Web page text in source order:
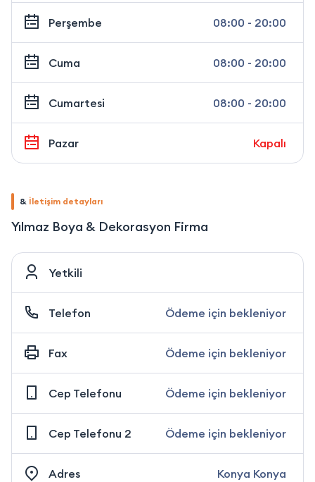
Perşembe 08:00 - 20:00
Cuma 08:00 - 20:00
Cumartesi 08:00 - 20:00
Pazar Kapalı
& İletişim detayları
Yılmaz Boya & Dekorasyon Firma
Yetkili
Telefon Ödeme için bekleniyor
Fax Ödeme için bekleniyor
Cep Telefonu Ödeme için bekleniyor
Cep Telefonu 2 Ödeme için bekleniyor
Adres Konya Konya